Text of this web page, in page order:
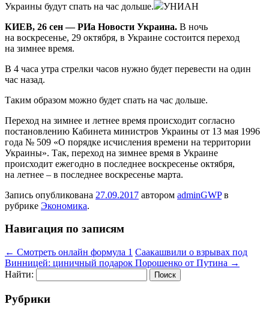
Украины будут спать на час дольше.
УНИАН
КИЕВ, 26 сен — РИа Новости Украина. В ночь
на воскресенье, 29 октября, в Украине состоится переход
на зимнее время.
В 4 часа утра стрелки часов нужно будет перевести на один
час назад.
Таким образом можно будет спать на час дольше.
Переход на зимнее и летнее время происходит согласно
постановлению Кабинета министров Украины от 13 мая 1996
года № 509 «О порядке исчисления времени на территории
Украины». Так, переход на зимнее время в Украине
происходит ежегодно в последнее воскресенье октября,
на летнее – в последнее воскресенье марта.
Запись опубликована 27.09.2017 автором adminGWPв
рубрике Экономика.
Навигация по записям
← Смотреть онлайн формула 1 Саакашвили о взрывах под
Винницей: циничный подарок Порошенко от Путина →
Найти:
Рубрики